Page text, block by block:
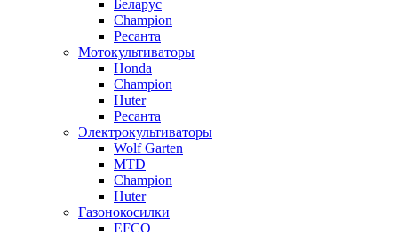
Беларус
Champion
Ресанта
Мотокультиваторы
Honda
Champion
Huter
Ресанта
Электрокультиваторы
Wolf Garten
MTD
Champion
Huter
Газонокосилки
EFCO